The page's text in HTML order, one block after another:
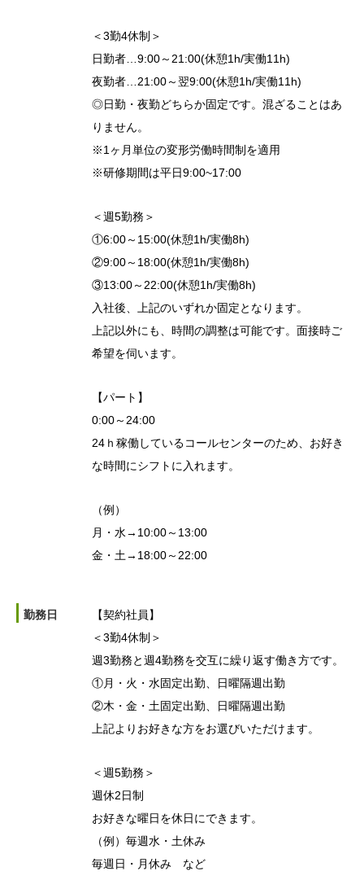
＜3勤4休制＞
日勤者…9:00～21:00(休憩1h/実働11h)
夜勤者…21:00～翌9:00(休憩1h/実働11h)
◎日勤・夜勤どちらか固定です。混ざることはあ
りません。
※1ヶ月単位の変形労働時間制を適用
※研修期間は平日9:00~17:00
＜週5勤務＞
①6:00～15:00(休憩1h/実働8h)
②9:00～18:00(休憩1h/実働8h)
③13:00～22:00(休憩1h/実働8h)
入社後、上記のいずれか固定となります。
上記以外にも、時間の調整は可能です。面接時ご
希望を伺います。
【パート】
0:00～24:00
24ｈ稼働しているコールセンターのため、お好き
な時間にシフトに入れます。
（例）
月・水→10:00～13:00
金・土→18:00～22:00
勤務日
【契約社員】
＜3勤4休制＞
週3勤務と週4勤務を交互に繰り返す働き方です。
①月・火・水固定出勤、日曜隔週出勤
②木・金・土固定出勤、日曜隔週出勤
上記よりお好きな方をお選びいただけます。
＜週5勤務＞
週休2日制
お好きな曜日を休日にできます。
（例）毎週水・土休み
毎週日・月休み など